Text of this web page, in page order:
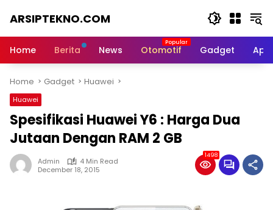
ARSIPTEKNO.COM
Informasi
Home Berita News Otomotif Gadget
Home Gadget Huawei
Huawei
Spesifikasi Huawei Y6 : Harga Dua
Jutaan Dengan RAM 2 GB
Admin
4 Min Read
December 18, 2015
1498